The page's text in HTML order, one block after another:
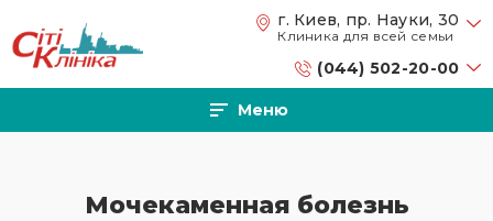
Перейти к основному содержанию г. Киев, пр. Науки, 30
Клиника для всей семьи
(044) 502-20-00
Меню
Мочекаменная болезнь